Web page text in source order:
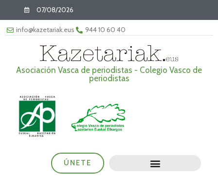
07/08/2026
info@kazetariak.eus 944 10 60 40
Asociación Vasca de periodistas - Colegio Vasco de
periodistas
ÚNETE